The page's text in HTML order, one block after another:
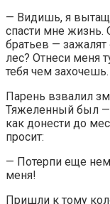
— Видишь, я
спасти мне
братьев —
лес? Отнеси меня
тебя чем захочешь.
Парень взвалил
Тяжеленный был —
как донести до
просит:
— Потерпи еще
меня!
Пришли к тому